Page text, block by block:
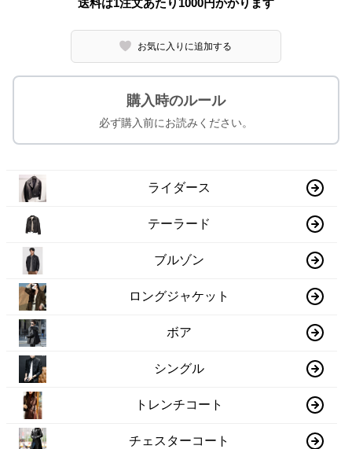
お気に入りに追加する
購入時のルール
必ず購入前にお読みください。
ライダース
テーラード
ブルゾン
ロングジャケット
ボア
シングル
トレンチコート
チェスターコート